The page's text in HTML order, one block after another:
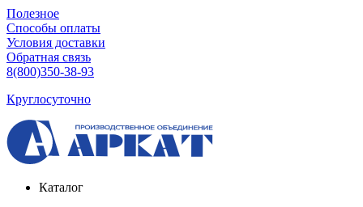
Полезное
Способы оплаты
Условия доставки
Обратная связь
8(800)350-38-93
Круглосуточно
Каталог